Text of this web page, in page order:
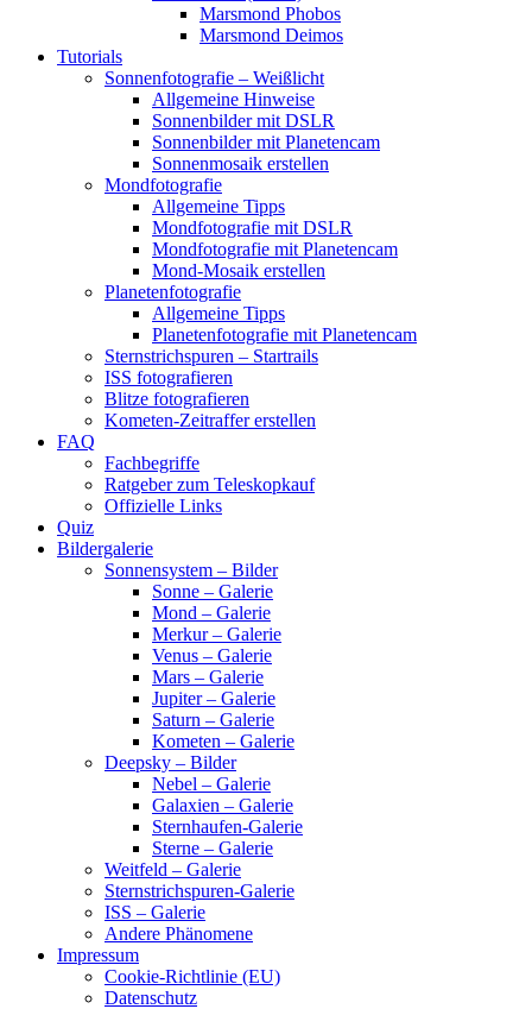
Marsmond Phobos
Marsmond Deimos
Tutorials
Sonnenfotografie – Weißlicht
Allgemeine Hinweise
Sonnenbilder mit DSLR
Sonnenbilder mit Planetencam
Sonnenmosaik erstellen
Mondfotografie
Allgemeine Tipps
Mondfotografie mit DSLR
Mondfotografie mit Planetencam
Mond-Mosaik erstellen
Planetenfotografie
Allgemeine Tipps
Planetenfotografie mit Planetencam
Sternstrichspuren – Startrails
ISS fotografieren
Blitze fotografieren
Kometen-Zeitraffer erstellen
FAQ
Fachbegriffe
Ratgeber zum Teleskopkauf
Offizielle Links
Quiz
Bildergalerie
Sonnensystem – Bilder
Sonne – Galerie
Mond – Galerie
Merkur – Galerie
Venus – Galerie
Mars – Galerie
Jupiter – Galerie
Saturn – Galerie
Kometen – Galerie
Deepsky – Bilder
Nebel – Galerie
Galaxien – Galerie
Sternhaufen-Galerie
Sterne – Galerie
Weitfeld – Galerie
Sternstrichspuren-Galerie
ISS – Galerie
Andere Phänomene
Impressum
Cookie-Richtlinie (EU)
Datenschutz